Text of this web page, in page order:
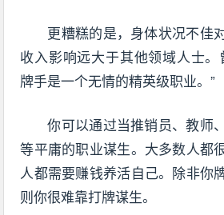
更糟糕的是，身体状况不佳
收入影响远大于其他领域人士。
牌手是一个无情的精英级职业。”
你可以通过当推销员、教师
等平庸的职业谋生。大多数人都
人都需要赚钱养活自己。除非你
则你很难靠打牌谋生。